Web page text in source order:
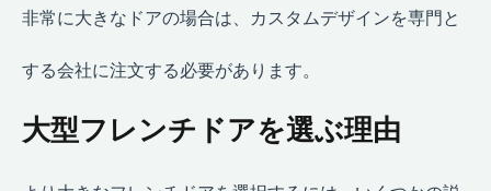
非常に大きなドアの場合は、カスタムデザインを専門と
する会社に注文する必要があります。
大型フレンチドアを選ぶ理由